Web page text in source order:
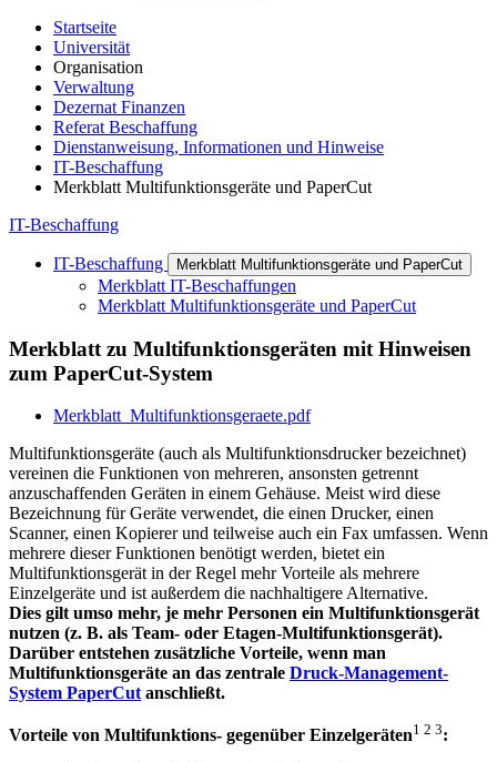
Startseite
Universität
Organisation
Verwaltung
Dezernat Finanzen
Referat Beschaffung
Dienstanweisung, Informationen und Hinweise
IT-Beschaffung
Merkblatt Multifunktionsgeräte und PaperCut
IT-Beschaffung
IT-Beschaffung Merkblatt Multifunktionsgeräte und PaperCut
Merkblatt IT-Beschaffungen
Merkblatt Multifunktionsgeräte und PaperCut
Merkblatt zu Multifunktionsgeräten mit Hinweisen
zum PaperCut-System
Merkblatt_Multifunktionsgeraete.pdf
Multifunktionsgeräte (auch als Multifunktionsdrucker bezeichnet)
vereinen die Funktionen von mehreren, ansonsten getrennt
anzuschaffenden Geräten in einem Gehäuse. Meist wird diese
Bezeichnung für Geräte verwendet, die einen Drucker, einen
Scanner, einen Kopierer und teilweise auch ein Fax umfassen. Wenn
mehrere dieser Funktionen benötigt werden, bietet ein
Multifunktionsgerät in der Regel mehr Vorteile als mehrere
Einzelgeräte und ist außerdem die nachhaltigere Alternative.
Dies gilt umso mehr, je mehr Personen ein Multifunktionsgerät
nutzen (z. B. als Team- oder Etagen-Multifunktionsgerät).
Darüber entstehen zusätzliche Vorteile, wenn man
Multifunktionsgeräte an das zentrale Druck-Management-
System PaperCutanschließt.
Vorteile von Multifunktions- gegenüber Einzelgeräten1 2 3: